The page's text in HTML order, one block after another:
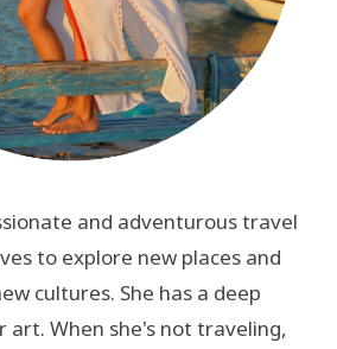
and adventurous travel
to explore new places and
cultures. She has a deep
art. When she's not traveling,